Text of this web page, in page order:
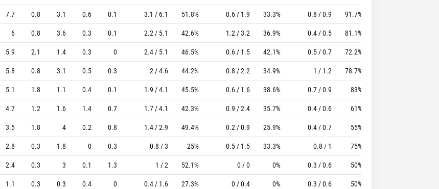
7.7 0.8 3.1 0.6 0.1 3.1 / 6.1 51.8% 0.6 / 1.9 33.3% 0.8 / 0.9 91.7%
6 0.8 3.6 0.3 0.1 2.2 / 5.1 42.6% 1.2 / 3.2 36.9% 0.4 / 0.5 81.1%
5.9 2.1 1.4 0.3 0 2.4 / 5.1 46.5% 0.6 / 1.5 42.1% 0.5 / 0.7 72.2%
5.8 0.8 3.1 0.5 0.3 2 / 4.6 44.2% 0.8 / 2.2 34.9% 1 / 1.2 78.7%
5.1 1.8 1.1 0.4 0.1 1.9 / 4.1 45.5% 0.6 / 1.6 38.6% 0.7 / 0.9 83%
4.7 1.2 1.6 1.4 0.7 1.7 / 4.1 42.3% 0.9 / 2.4 35.7% 0.4 / 0.6 61%
3.5 1.8 4 0.2 0.8 1.4 / 2.9 49.4% 0.2 / 0.9 25.9% 0.4 / 0.7 55%
2.8 0.3 1.8 0 0.3 0.8 / 3 25% 0.5 / 1.5 33.3% 0.8 / 1 75%
2.4 0.3 3 0.1 1.3 1 / 2 52.1% 0 / 0 0% 0.3 / 0.6 50%
1.1 0.3 0.3 0.4 0 0.4 / 1.6 27.3% 0 / 0.4 0% 0.3 / 0.6 50%